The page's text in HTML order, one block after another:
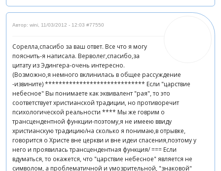
Автор: wini 11/03/2012 - 12:03 #77550
Сорелла,спасибо за ваш ответ. Все что я могу
пояснить-я написала. Верволег,спасибо,за
цитату из Эдингера-очень интересно.
(Возможно,я немного вклинилась в общее рассуждение
-извините) ***************************** Если "царствие
небесное" Вы понимаете как эквивалент "рая", то это
соответствует христианской традиции, но противоречит
психологической реальности **** Мы же говрим о
трансцендентной функции-поэтому,я не имеею ввиду
христианскую традицию/на сколько я понимаю,в отрывке,
говорится о Христе вне церкви и вне идеи спасения,поэтому у
него и проявилась трансцендентная функция/ === Если
вдуматься, то окажется, что "царствие небесное" является не
символом, а проблематичной и умозрительной, "знаковой"